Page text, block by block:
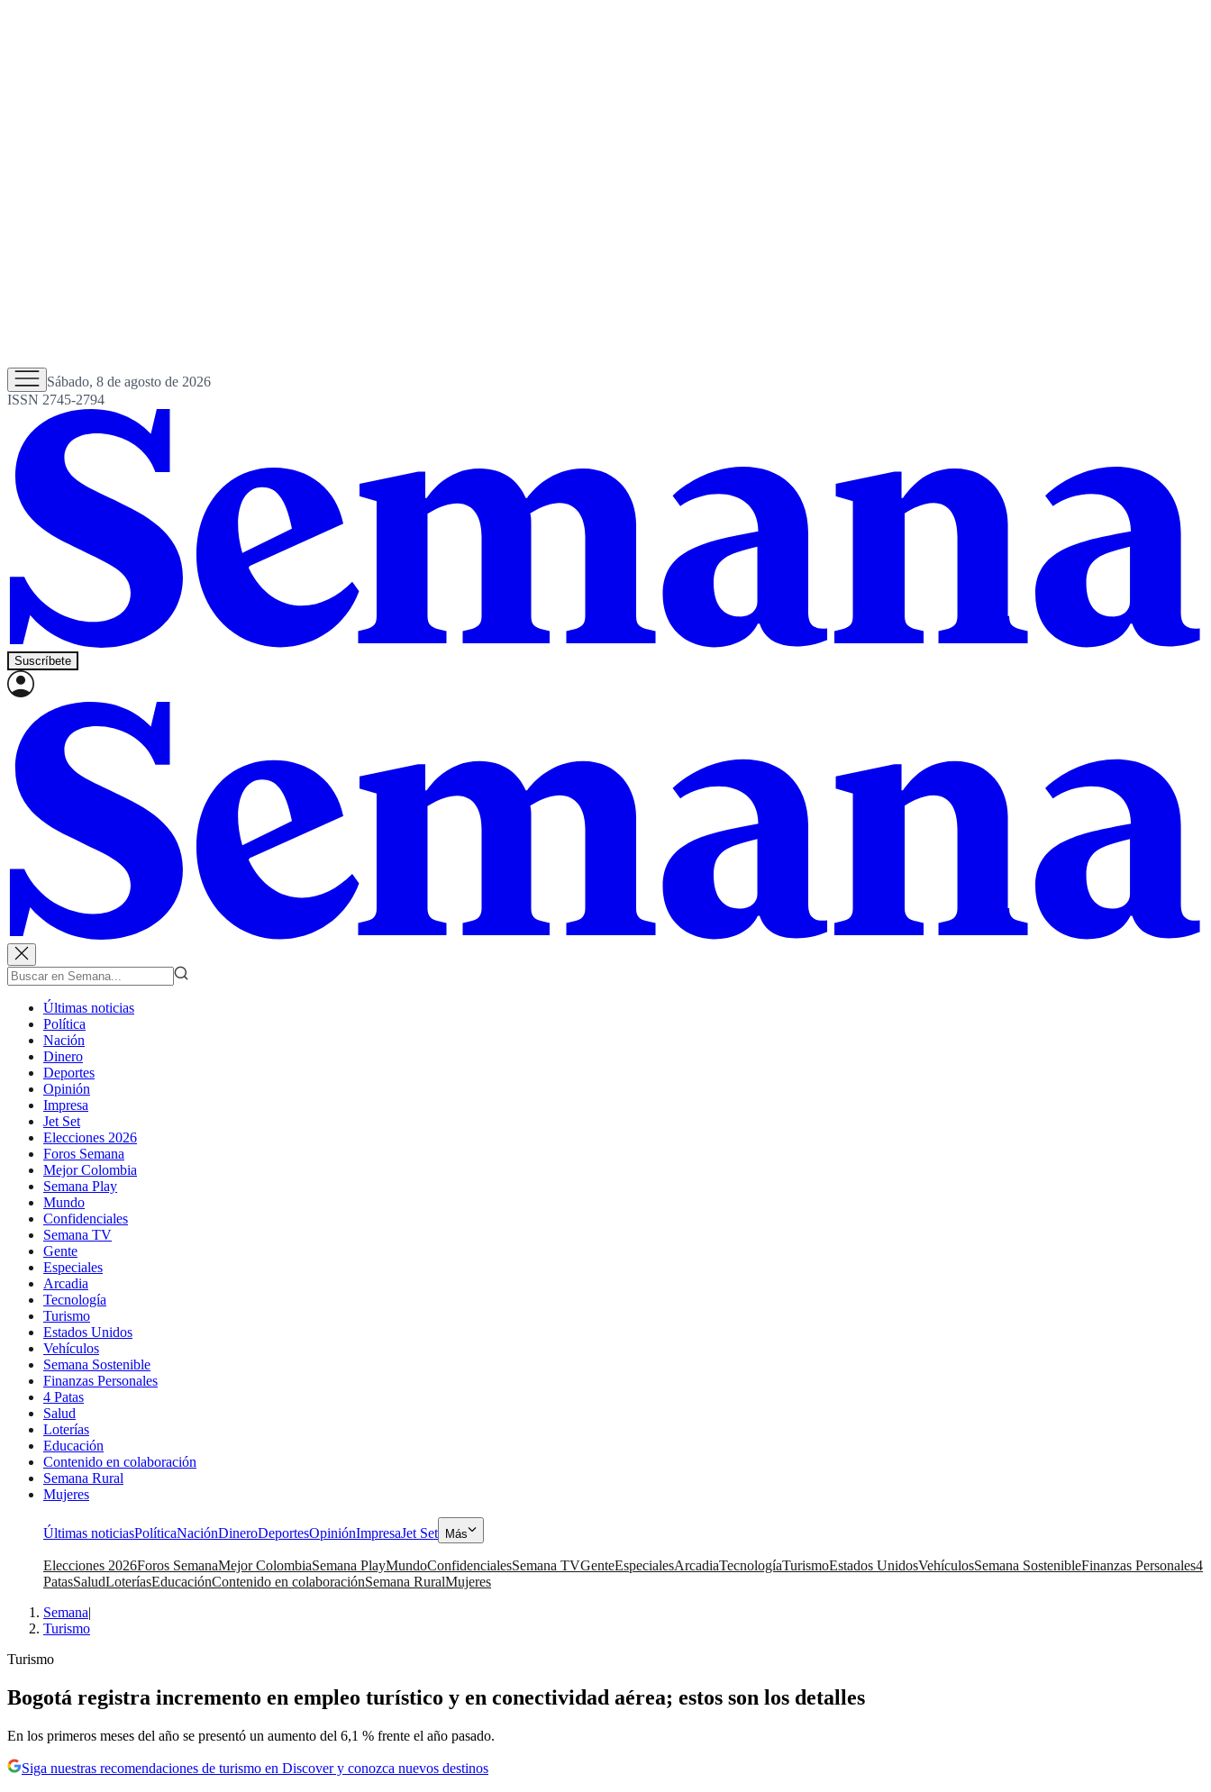
Sábado, 8 de agosto de 2026
ISSN 2745-2794
Suscríbete
Últimas noticias
Política
Nación
Dinero
Deportes
Opinión
Impresa
Jet Set
Elecciones 2026
Foros Semana
Mejor Colombia
Semana Play
Mundo
Confidenciales
Semana TV
Gente
Especiales
Arcadia
Tecnología
Turismo
Estados Unidos
Vehículos
Semana Sostenible
Finanzas Personales
4 Patas
Salud
Loterías
Educación
Contenido en colaboración
Semana Rural
Mujeres
Últimas noticiasPolíticaNaciónDineroDeportesOpiniónImpresaJet Set Más
Elecciones 2026Foros SemanaMejor ColombiaSemana PlayMundoConfidencialesSemana TVGenteEspecialesArcadiaTecnologíaTurismoEstados UnidosVehículosSemana SostenibleFinanzas Personales4
PatasSaludLoteríasEducaciónContenido en colaboraciónSemana RuralMujeres
Semana|
Turismo
Turismo
Bogotá registra incremento en empleo turístico y en conectividad aérea; estos son los detalles
En los primeros meses del año se presentó un aumento del 6,1 % frente el año pasado.
Siga nuestras recomendaciones de turismo en Discover y conozca nuevos destinos